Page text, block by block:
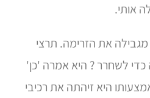
אותי.
את הזרימה. תרצי
כדי לשחרר ? היא אמרה 'כן'
היא זיהתה את רכיבי